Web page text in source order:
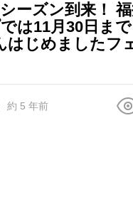
ーズン到来！
は11月30日ま
はじめましたフ
約 5 年前